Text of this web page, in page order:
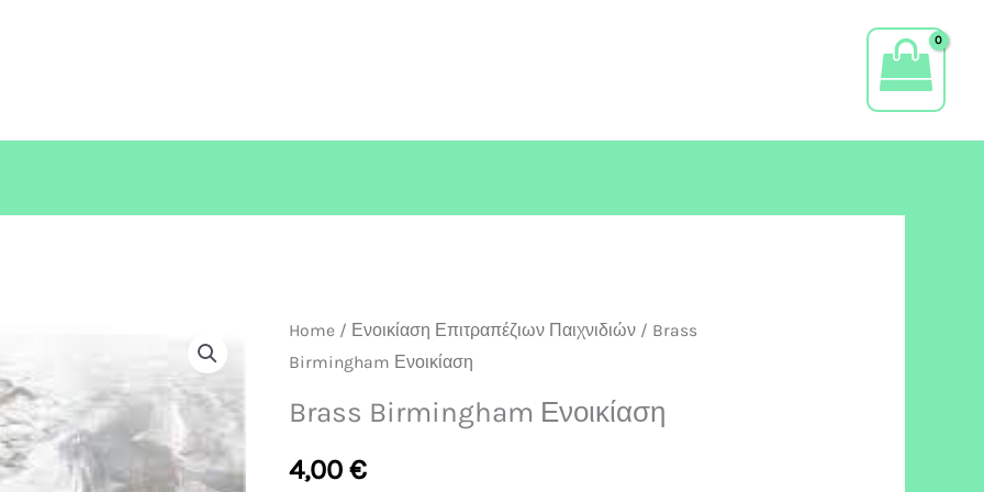
Home / Ενοικίαση Επιτραπέζιων Παιχνιδιών/ Brass
Birmingham Ενοικίαση
Brass Birmingham Ενοικίαση
4,00 €
Brass
Birmingham
Ενοικίαση